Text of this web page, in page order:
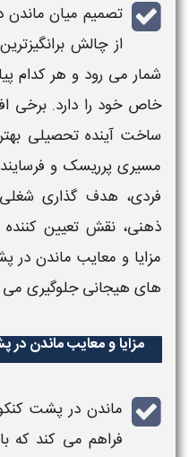
تصمیم میان ماندن
از چالش
شمار می رود و هر کدام
خاص خود را دارد. برخی
ساخت آینده تحصیلی
مسیری پرریسک و
فردی، هدف گذاری
ذهنی، نقش تعیین کننده
مزایا و معایب ماندن در
های هیجانی جلوگیری می
مزایا و معایب ماندن در
ماندن در پشت
فراهم می کند که